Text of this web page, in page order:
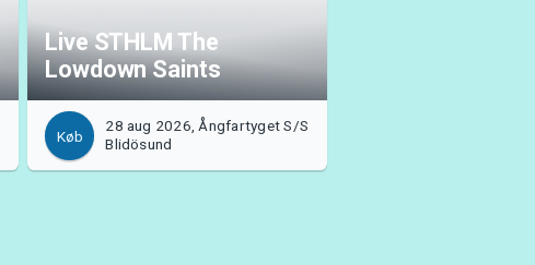
Live STHLM The
Lowdown Saints
Køb
28 aug 2026, Ångfartyget S/S
Blidösund